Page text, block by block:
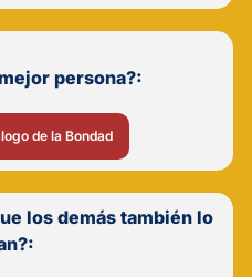
persona?:
de la Bondad
los demás también lo